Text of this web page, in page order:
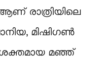
രാത്രിയിലെ
മിഷിഗൺ
മഞ്ഞ്